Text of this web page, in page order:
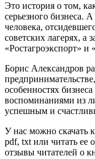
Это история о том,
серьезного бизнеса.
человека,
советских лагерях, а
«Ростагроэкспорт»
Борис Александров
особенностях
воспоминаниями из
успешным и
У нас можно скачать
pdf, txt или читать ее
отзывы читателей о